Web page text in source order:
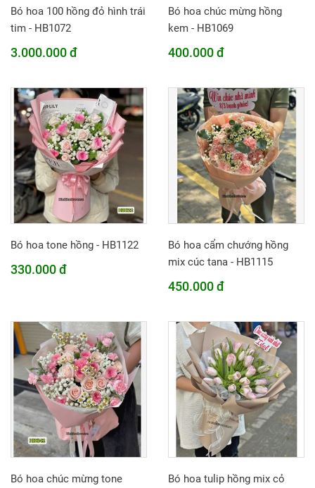
Bó hoa 100 hồng đỏ hình trái
tim - HB1072
3.000.000 đ
Bó hoa chúc mừng hồng
kem - HB1069
400.000 đ
Bó hoa tone hồng - HB1122
330.000 đ
Bó hoa cẩm chướng hồng
mix cúc tana - HB1115
450.000 đ
Bó hoa chúc mừng tone
Bó hoa tulip hồng mix cỏ